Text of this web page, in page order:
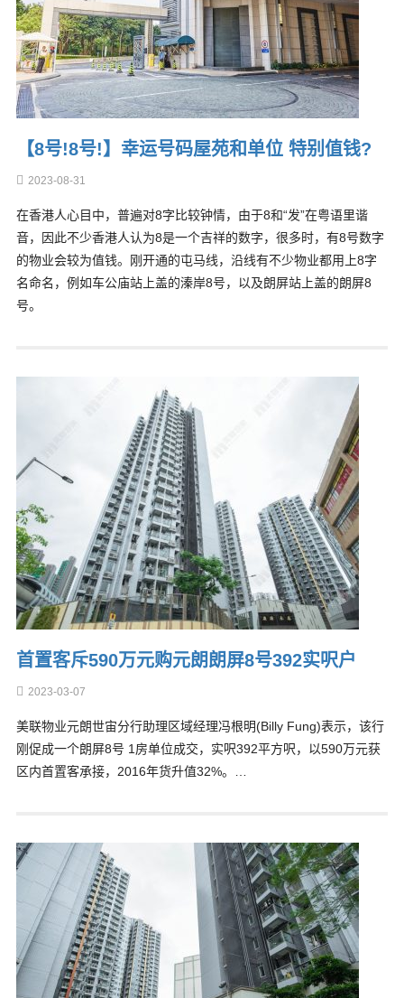
【8号!8号!】幸运号码屋苑和单位 特别值钱?
2023-08-31
在香港人心目中，普遍对8字比较钟情，由于8和“发”在粤语里谐
音，因此不少香港人认为8是一个吉祥的数字，很多时，有8号数字
的物业会较为值钱。刚开通的屯马线，沿线有不少物业都用上8字
名命名，例如车公庙站上盖的溱岸8号，以及朗屏站上盖的朗屏8
号。
首置客斥590万元购元朗朗屏8号392实呎户
2023-03-07
美联物业元朗世宙分行助理区域经理冯根明(Billy Fung)表示，该行
刚促成一个朗屏8号 1房单位成交，实呎392平方呎，以590万元获
区内首置客承接，2016年货升值32%。…